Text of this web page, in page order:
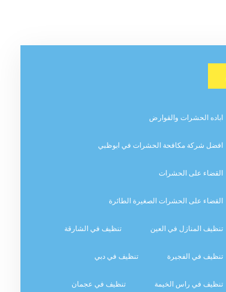
اباده الحشرات والقوارض
افضل شركة مكافحة الحشرات في ابوظبي
القضاء على الحشرات
القضاء على الحشرات الصغيرة الطائرة
تنظيف المنازل في العين تنظيف في الشارقة
تنظيف في الفجيرة تنظيف في دبي
تنظيف في راس الخيمة تنظيف في عجمان